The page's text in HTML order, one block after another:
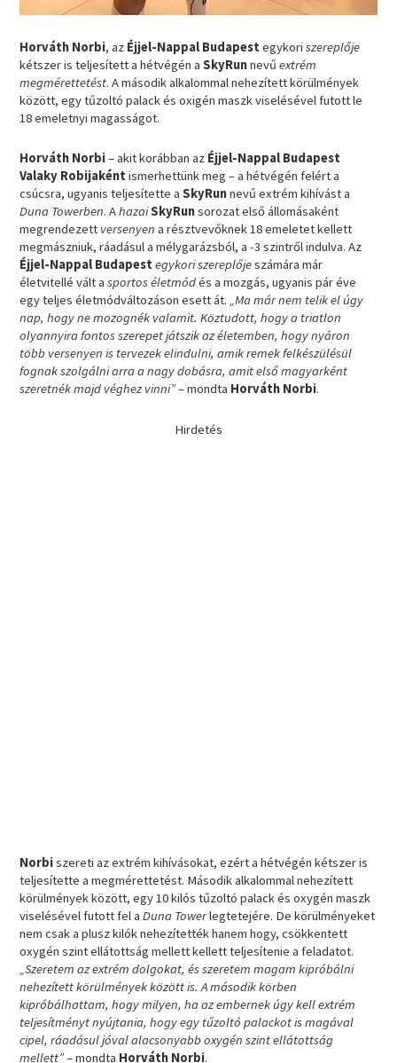
Horváth Norbi, az Éjjel-Nappal Budapest egykoriszereplője
kétszer is teljesített a hétvégén aSkyRunnevűextrém
megmérettetést. A második alkalommal nehezített körülmények
között, egy tűzoltó palack és oxigén maszk viselésével futott le
18 emeletnyi magasságot.
Horváth Norbi– akit korábban az Éjjel-Nappal Budapest
Valaky Robijaként ismerhettünk meg – a hétvégén felért a
csúcsra, ugyanis teljesítette aSkyRunnevű extrém kihívást a
Duna Towerben. AhazaiSkyRunsorozat első állomásaként
megrendezett versenyen a résztvevőknek 18 emeletet kellett
megmászniuk, ráadásul a mélygarázsból, a -3 szintről indulva. Az
Éjjel-Nappal Budapest egykori szereplőjeszámára már
életvitellé vált asportos életmódés a mozgás, ugyanis pár éve
egy teljes életmódváltozáson esett át. „Ma már nem telik el úgy
nap, hogy ne mozognék valamit. Köztudott, hogy a triatlon
olyannyira fontos szerepet játszik az életemben, hogy nyáron
több versenyen is tervezek elindulni, amik remek felkészülésül
fognak szolgálni arra a nagy dobásra, amit első magyarként
szeretnék majd véghez vinni”– mondta Horváth Norbi.
Hirdetés
Norbiszereti az extrém kihívásokat, ezért a hétvégén kétszer is
teljesítette a megmérettetést. Második alkalommal nehezített
körülmények között, egy 10 kilós tűzoltó palack és oxygén maszk
viselésével futott fel aDuna Towerlegtetejére. De körülményeket
nem csak a plusz kilók nehezítették hanem hogy, csökkentett
oxygén szint ellátottság mellett kellett teljesítenie a feladatot.
„Szeretem az extrém dolgokat, és szeretem magam kipróbálni
nehezített körülmények között is. A második körben
kipróbálhattam, hogy milyen, ha az embernek úgy kell extrém
teljesítményt nyújtania, hogy egy tűzoltó palackot is magával
cipel, ráadásul jóval alacsonyabb oxygén szint ellátottság
mellett”– mondta Horváth Norbi.